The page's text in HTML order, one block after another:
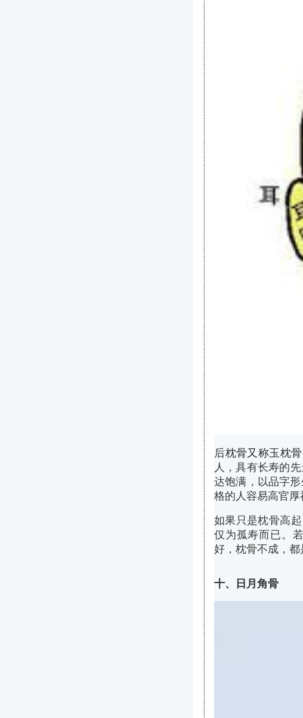
后枕骨又称玉枕
人，具有长寿的
达饱满，以品字
格的人容易高官厚
如果只是枕骨高
仅为孤寿而已。
好，枕骨不成，都
十、日月角骨